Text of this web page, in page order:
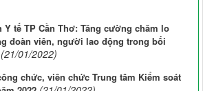
Y tế TP Cần Thơ: Tăng cường chăm lo
đoàn viên, người lao động trong bối
(21/01/2022)
chức, viên chức Trung tâm Kiểm soát